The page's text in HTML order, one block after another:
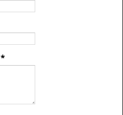
*